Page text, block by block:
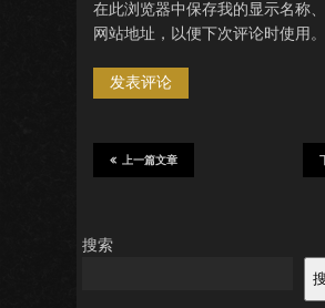
在此浏览器中保存我的显示名称
网站地址，以便下次评论时使用。
上一篇文章
搜索